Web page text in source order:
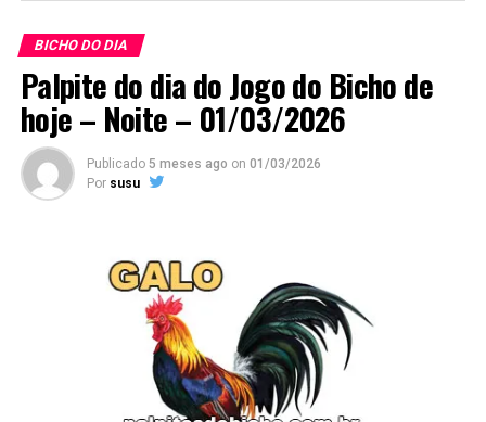
Grupo 06 Dezenas21 – 22 – 23 – 24
8621 7022 5723 7924
3 7
0
BICHO DO DIA
Palpite do dia do Jogo do Bicho de
hoje – Noite – 01/03/2026
Publicado 5 meses ago on 01/03/2026
Por susu